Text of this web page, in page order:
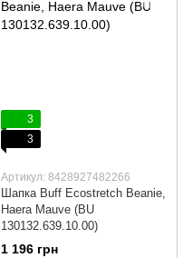
3
3
Артикул: 8428927482266
Шапка Buff Ecostretch Beanie,
Haera Mauve (BU
130132.639.10.00)
1 196 грн